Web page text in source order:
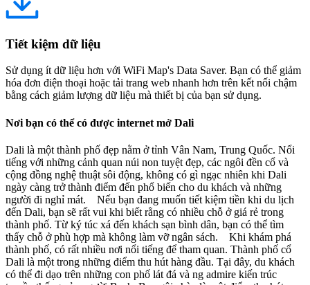
Tiết kiệm dữ liệu
Sử dụng ít dữ liệu hơn với WiFi Map's Data Saver. Bạn có thể giảm
hóa đơn điện thoại hoặc tải trang web nhanh hơn trên kết nối chậm
bằng cách giảm lượng dữ liệu mà thiết bị của bạn sử dụng.
Nơi bạn có thể có được internet mở Dali
Dali là một thành phố đẹp nằm ở tỉnh Vân Nam, Trung Quốc. Nổi
tiếng với những cảnh quan núi non tuyệt đẹp, các ngôi đền cổ và
cộng đồng nghệ thuật sôi động, không có gì ngạc nhiên khi Dali
ngày càng trở thành điểm đến phổ biến cho du khách và những
người đi nghỉ mát. Nếu bạn đang muốn tiết kiệm tiền khi du lịch
đến Dali, bạn sẽ rất vui khi biết rằng có nhiều chỗ ở giá rẻ trong
thành phố. Từ ký túc xá đến khách sạn bình dân, bạn có thể tìm
thấy chỗ ở phù hợp mà không làm vỡ ngân sách. Khi khám phá
thành phố, có rất nhiều nơi nổi tiếng để tham quan. Thành phố cổ
Dali là một trong những điểm thu hút hàng đầu. Tại đây, du khách
có thể đi dạo trên những con phố lát đá và ng admire kiến trúc